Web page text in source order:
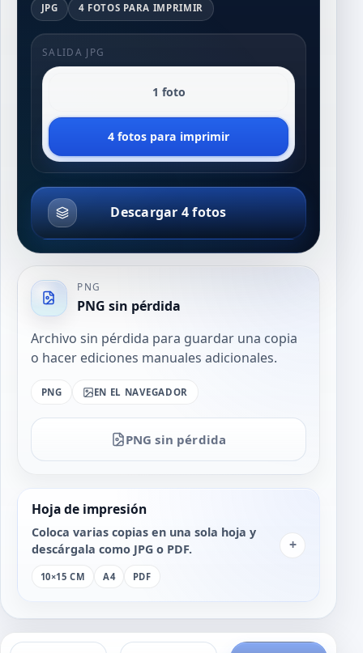
JPG 4 FOTOS PARA IMPRIMIR
SALIDA JPG
1 foto
4 fotos para imprimir
Descargar 4 fotos
PNG
PNG sin pérdida
Archivo sin pérdida para guardar una copia
o hacer ediciones manuales adicionales.
PNG EN EL NAVEGADOR
PNG sin pérdida
Hoja de impresión
Coloca varias copias en una sola hoja y
descárgala como JPG o PDF.
10×15 CM A4 PDF
+